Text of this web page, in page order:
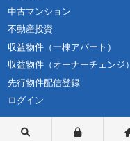
中古マンション
不動産投資
収益物件（一棟アパート）
収益物件（オーナーチェンジ）
先行物件配信登録
ログイン